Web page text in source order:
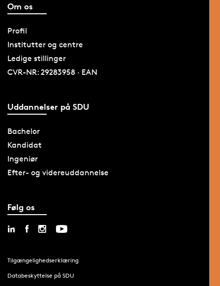
Om os
Profil
Institutter og centre
Ledige stillinger
CVR-NR: 29283958 · EAN
Uddannelser på SDU
Bachelor
Kandidat
Ingeniør
Efter- og videreuddannelse
Følg os
Tilgængelighedserklæring
Databeskyttelse på SDU